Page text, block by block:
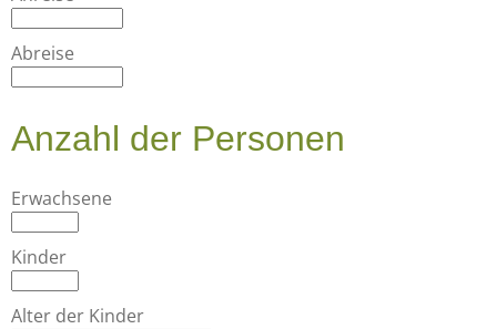
Abreise
Anzahl der Personen
Erwachsene
Kinder
Alter der Kinder